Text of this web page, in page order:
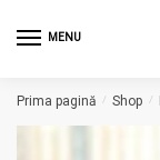
MENU
Prima pagină / Shop /